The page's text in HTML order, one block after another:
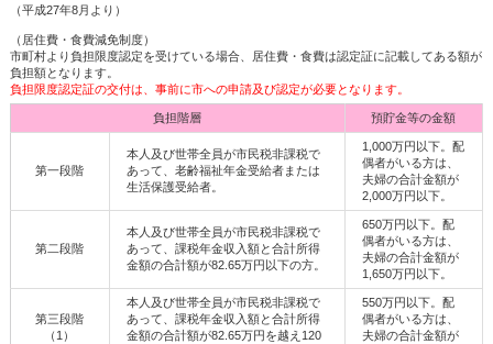
（平成27年8月より）
（居住費・食費減免制度）
市町村より負担限度認定を受けている場合、居住費・食費は認定証に記載してある額が
負担額となります。
負担限度認定証の交付は、事前に市への申請及び認定が必要となります。
負担階層 預貯金等の金額
第一段階
本人及び世帯全員が市民税非課税で
あって、老齢福祉年金受給者または
生活保護受給者。
1,000万円以下。配
偶者がいる方は、
夫婦の合計金額が
2,000万円以下。
第二段階
本人及び世帯全員が市民税非課税で
あって、課税年金収入額と合計所得
金額の合計額が82.65万円以下の方。
650万円以下。配
偶者がいる方は、
夫婦の合計金額が
1,650万円以下。
第三段階
（1）
本人及び世帯全員が市民税非課税で
あって、課税年金収入額と合計所得
金額の合計額が82.65万円を越え120
550万円以下。配
偶者がいる方は、
夫婦の合計金額が